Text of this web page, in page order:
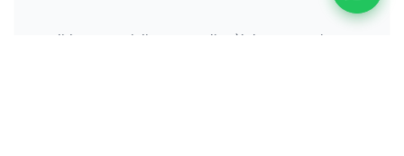
Polidors especialistes en Polir Sòl de Terratzo i